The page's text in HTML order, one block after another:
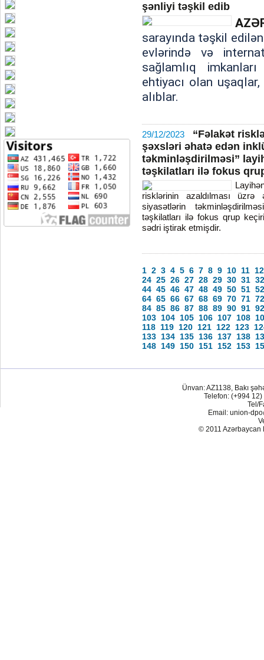
şənliyi təşkil edib
sarayında təşkil
evlərində və
sağlamlıq
ehtiyacı olan
alıblar.
29/12/2023
“Fəlakət
şəxsləri əhatə edən
təkminləşdirilməsi”
təşkilatları ilə fokus
risklərinin azaldılması
siyasətlərin
təşkilatları ilə fokus qrup
sədri iştirak etmişdir.
1 2 3 4 5 6 7 8 9 10 11 12
24 25 26 27 28 29 30 31 32
44 45 46 47 48 49 50 51 52
64 65 66 67 68 69 70 71 72
84 85 86 87 88 89 90 91 92
103 104 105 106 107 108
118 119 120 121 122 123
133 134 135 136 137 138
148 149 150 151 152 153
Ünvan: AZ1138, Bakı
Telefon: (+994
Tel/
Email: union-
© 2011 Azərbaycan